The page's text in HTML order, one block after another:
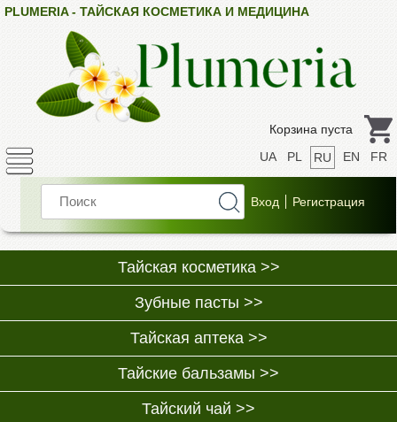
PLUMERIA - ТАЙСКАЯ КОСМЕТИКА И МЕДИЦИНА
Корзина пуста
UA
PL RU EN FR
Тайская косметика >>
Зубные пасты >>
Тайская аптека >>
Тайские бальзамы >>
Тайский чай >>